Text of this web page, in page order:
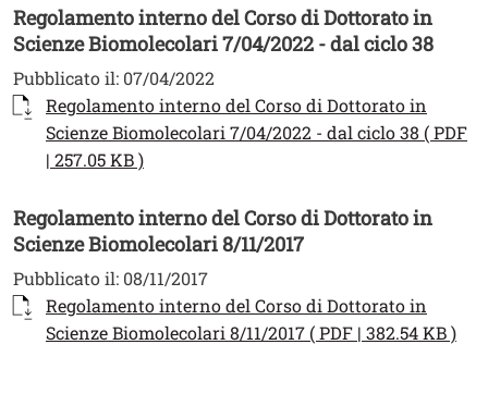
Regolamento interno del Corso di Dottorato in
Scienze Biomolecolari 7/04/2022 - dal ciclo 38
Pubblicato il: 07/04/2022
Documento
Regolamento interno del Corso di Dottorato in
Scienze Biomolecolari 7/04/2022 - dal ciclo 38 ( PDF
| 257.05 KB )Apri il link in una nuova finestra
Regolamento interno del Corso di Dottorato in
Scienze Biomolecolari 8/11/2017
Pubblicato il: 08/11/2017
Documento
Regolamento interno del Corso di Dottorato in
Scienze Biomolecolari 8/11/2017 ( PDF | 382.54 KB )